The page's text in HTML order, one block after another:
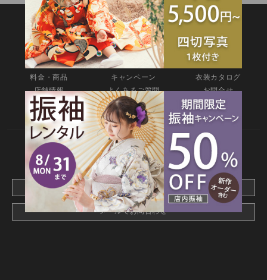
SITEMAP
TOP 新着情報
料金・商品
キャンペーン
衣装カタログ
店舗情報
よくあるご質問
お問合せ
web撮影予約
CONTACT
webでご予約はこちら
メールでお問合わせ